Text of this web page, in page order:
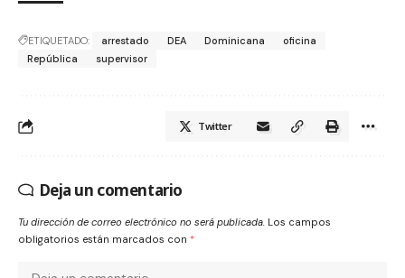
ETIQUETADO: arrestado DEA Dominicana
oficina
República
supervisor
Twitter
Deja un comentario
Tu dirección de correo electrónico no será publicada. Los campos
obligatorios están marcados con *